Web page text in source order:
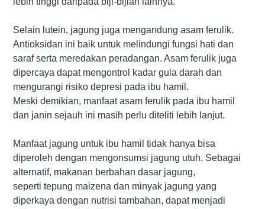
Selain lutein, jagung juga mengandung asam ferulik.
Antioksidan ini baik untuk melindungi fungsi hati dan
saraf serta meredakan peradangan. Asam ferulik juga
dipercaya dapat mengontrol kadar gula darah dan
mengurangi risiko depresi pada ibu hamil.
Meski demikian, manfaat asam ferulik pada ibu hamil
dan janin sejauh ini masih perlu diteliti lebih lanjut.
Manfaat jagung untuk ibu hamil tidak hanya bisa
diperoleh dengan mengonsumsi jagung utuh. Sebagai
alternatif, makanan berbahan dasar jagung,
seperti tepung maizena dan minyak jagung yang
diperkaya dengan nutrisi tambahan, dapat menjadi